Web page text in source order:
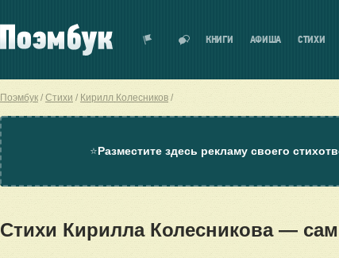
КНИГИ АФИША СТИХИ
Поэмбук Стихи Кирилл Колесников
⭐Разместите здесь рекламу своего
Стихи Кирилла Колесникова —